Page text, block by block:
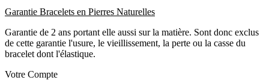
Garantie Bracelets en Pierres Naturelles
Garantie de 2 ans portant elle aussi sur la matière. Sont donc exclus
de cette garantie l'usure, le vieillissement, la perte ou la casse du
bracelet dont l'élastique.
Votre Compte